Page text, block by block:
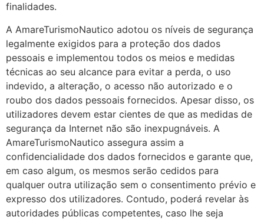
finalidades.
A AmareTurismoNautico adotou os níveis de segurança
legalmente exigidos para a proteção dos dados
pessoais e implementou todos os meios e medidas
técnicas ao seu alcance para evitar a perda, o uso
indevido, a alteração, o acesso não autorizado e o
roubo dos dados pessoais fornecidos. Apesar disso, os
utilizadores devem estar cientes de que as medidas de
segurança da Internet não são inexpugnáveis. A
AmareTurismoNautico assegura assim a
confidencialidade dos dados fornecidos e garante que,
em caso algum, os mesmos serão cedidos para
qualquer outra utilização sem o consentimento prévio e
expresso dos utilizadores. Contudo, poderá revelar às
autoridades públicas competentes, caso lhe seja